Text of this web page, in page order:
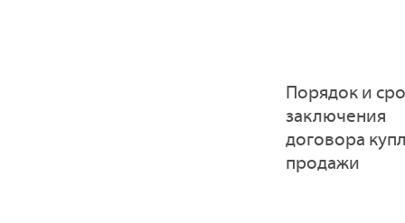
Порядок и
заключения
договора
продажи